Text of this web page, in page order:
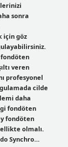
sonra
için göz
fondöten
veren
profesyonel
cilde
daha
fondöten
fondöten
olmalı.
Synchro…